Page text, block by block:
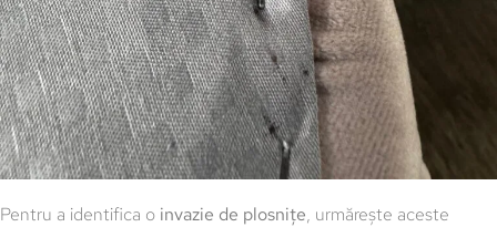
Pentru a identifica o invazie de plosnițe, urmărește aceste